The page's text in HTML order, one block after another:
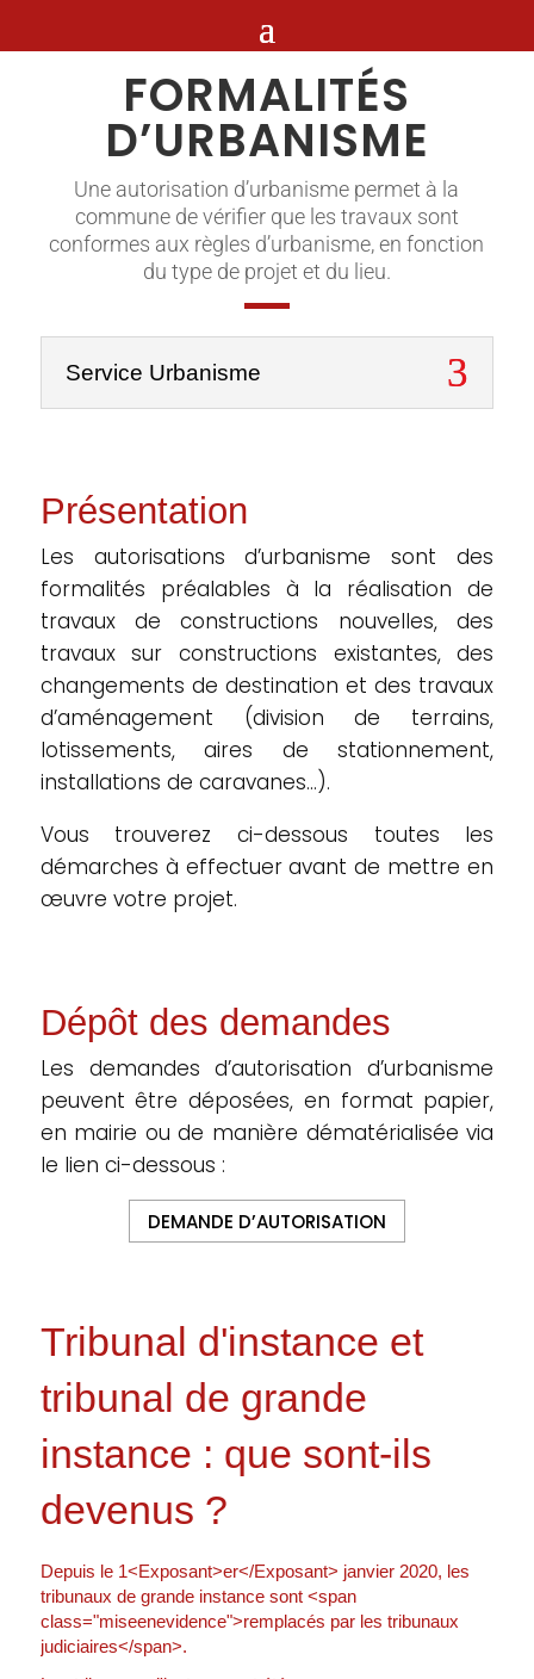
FORMALITÉS
D’URBANISME
Une autorisation d’urbanisme permet à la
commune de vérifier que les travaux sont
conformes aux règles d’urbanisme, en fonction
du type de projet et du lieu.
Service Urbanisme
Présentation
Les autorisations d’urbanisme sont des
formalités préalables à la réalisation de
travaux de constructions nouvelles, des
travaux sur constructions existantes, des
changements de destination et des travaux
d’aménagement (division de terrains,
lotissements, aires de stationnement,
installations de caravanes…).
Vous trouverez ci-dessous toutes les
démarches à effectuer avant de mettre en
œuvre votre projet.
Dépôt des demandes
Les demandes d’autorisation d’urbanisme
peuvent être déposées, en format papier,
en mairie ou de manière dématérialisée via
le lien ci-dessous :
DEMANDE D’AUTORISATION
Tribunal d'instance et
tribunal de grande
instance : que sont-ils
devenus ?
Depuis le 1<Exposant>er</Exposant> janvier 2020, les
tribunaux de grande instance sont <span
class="miseenevidence">remplacés par les tribunaux
judiciaires</span>.